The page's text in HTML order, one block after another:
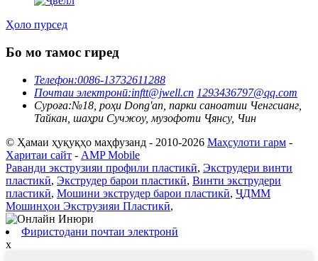
Ҳоло пурсед
Бо мо тамос гиред
Телефон:0086-13732611288
Почтаи электронӣ:inftt@jwell.cn 1293436797@qq.com
Суроға:№18, роҳи Dong'an, парки саноатии Ченгсианг,
Тайкан, шаҳри Сучжоу, музофоти Ҷянсу, Чин
© Ҳамаи ҳуқуқҳо маҳфузанд - 2010-2026 Маҳсулоти гарм -
Харитаи сайт - AMP Mobile
Раванди экструзияи профили пластикӣ, Экструдери винти
пластикӣ, Экструдер барои пластикӣ, Винти экструдери
пластикӣ, Мошини экструдер барои пластикӣ, ҶДММ
Мошинҳои Экструзияи Пластикӣ,
Фиристодани почтаи электронӣ
x